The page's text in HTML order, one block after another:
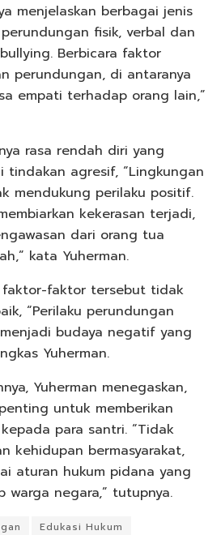
menjelaskan berbagai jenis
fisik, verbal dan
Berbicara faktor
perundungan, di antaranya
empati terhadap orang lain,”
rasa rendah diri yang
tindakan agresif, “Lingkungan
mendukung perilaku positif.
kekerasan terjadi,
dari orang tua
kata Yuherman.
faktor-faktor tersebut tidak
“Perilaku perundungan
budaya negatif yang
Yuherman.
Yuherman menegaskan,
untuk memberikan
para santri. “Tidak
kehidupan bermasyarakat,
aturan hukum pidana yang
negara,” tutupnya.
Edukasi Hukum